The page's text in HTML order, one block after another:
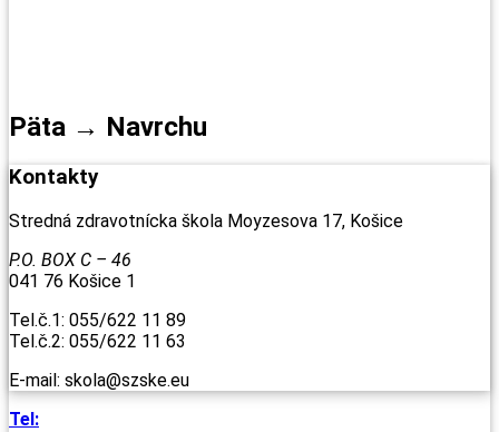
Päta → Navrchu
Kontakty
Stredná zdravotnícka škola Moyzesova 17, Košice
P.O. BOX C – 46
041 76 Košice 1
Tel.č.1: 055/622 11 89
Tel.č.2: 055/622 11 63
E-mail: skola@szske.eu
Tel: